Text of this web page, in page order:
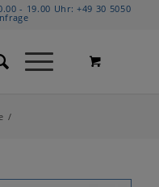
- 19.00 Uhr:+49 30 5050
/